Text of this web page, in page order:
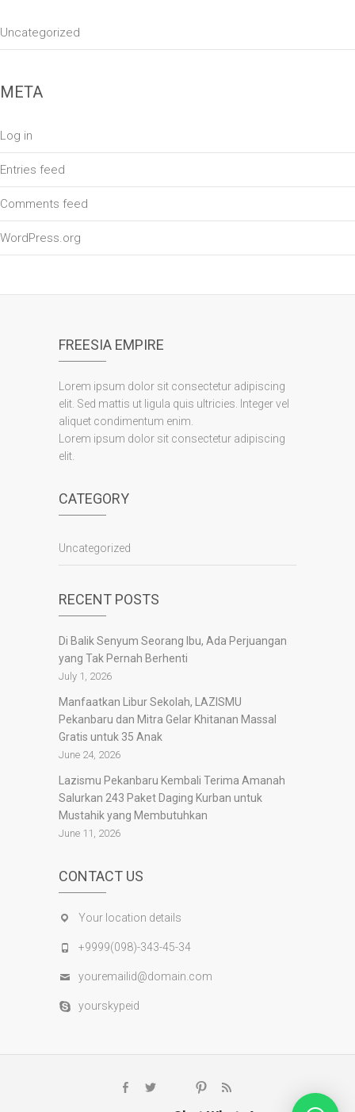
Uncategorized
META
Log in
Entries feed
Comments feed
WordPress.org
FREESIA EMPIRE
Lorem ipsum dolor sit consectetur adipiscing
elit. Sed mattis ut ligula quis ultricies. Integer vel
aliquet condimentum enim.
Lorem ipsum dolor sit consectetur adipiscing
elit.
CATEGORY
Uncategorized
RECENT POSTS
Di Balik Senyum Seorang Ibu, Ada Perjuangan
yang Tak Pernah Berhenti
July 1, 2026
Manfaatkan Libur Sekolah, LAZISMU
Pekanbaru dan Mitra Gelar Khitanan Massal
Gratis untuk 35 Anak
June 24, 2026
Lazismu Pekanbaru Kembali Terima Amanah
Salurkan 243 Paket Daging Kurban untuk
Mustahik yang Membutuhkan
June 11, 2026
CONTACT US
Your location details
+9999(098)-343-45-34
youremailid@domain.com
yourskypeid